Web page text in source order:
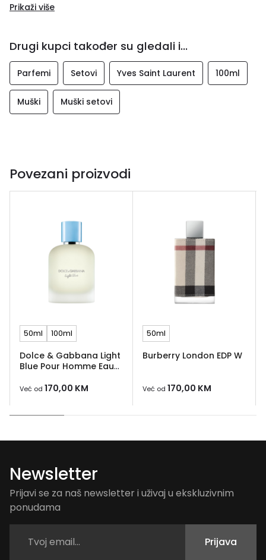
Prikaži više
Drugi kupci također su gledali i...
Parfemi Setovi Yves Saint Laurent 100ml
Muški Muški setovi
Povezani proizvodi
50ml 100ml
Dolce & Gabbana Light
Blue Pour Homme Eau
Već od 170,00 KM
50ml
Burberry London EDP W
Već od 170,00 KM
Newsletter
Prijavi se za naš newsletter i uživaj u ekskluzivnim
ponudama
Prijava